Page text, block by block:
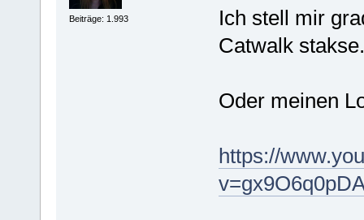
Beiträge: 1.993
Ich stell mir
Catwalk
Oder meinen
https://